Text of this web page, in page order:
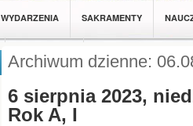
WYDARZENIA SAKRAMENTY
WSPÓLNOTY
Archiwum dzienne:
6 sierpnia 2023,
Rok A, I